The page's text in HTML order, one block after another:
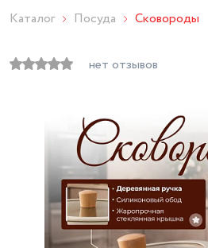
Каталог Посуда Сковороды
нет отзывов